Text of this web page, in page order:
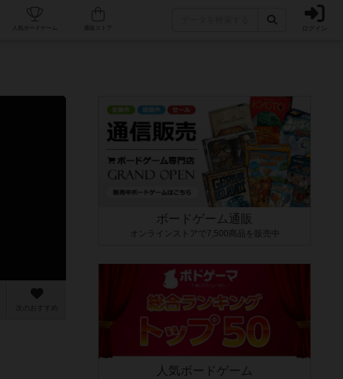
人気ボードゲーム ログイン
次のおすすめ
ボードゲーム通販
オンラインストアで7,500商品を販売中
人気ボードゲーム